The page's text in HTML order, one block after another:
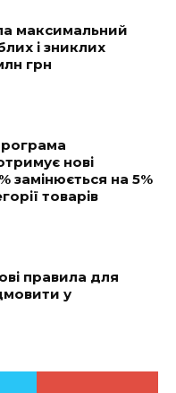
максимальний
і зниклих
грн
нові
замінюється на 5%
товарів
правила для
у